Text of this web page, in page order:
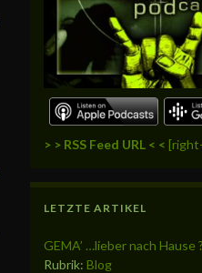
> > RSS Feed URL < <
LETZTE ARTIKEL
GEMA’ …lieber nach Hause
Rubrik: Blog